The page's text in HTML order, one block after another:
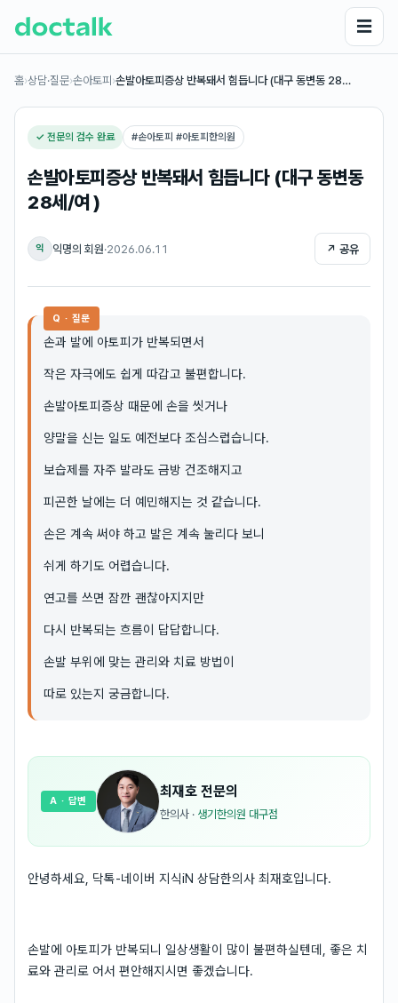
☰
홈›상담·질문›손아토피 ›손발아토피증상 반복돼서 힘듭니다 (대구 동변동 28…
✓ 전문의 검수 완료 #손아토피 #아토피한의원
손발아토피증상 반복돼서 힘듭니다 (대구 동변동
28세/여 )
익 익명의 회원·2026.06.11 ↗ 공유
Q · 질문
손과 발에 아토피가 반복되면서
작은 자극에도 쉽게 따갑고 불편합니다.
손발아토피증상 때문에 손을 씻거나
양말을 신는 일도 예전보다 조심스럽습니다.
보습제를 자주 발라도 금방 건조해지고
피곤한 날에는 더 예민해지는 것 같습니다.
손은 계속 써야 하고 발은 계속 눌리다 보니
쉬게 하기도 어렵습니다.
연고를 쓰면 잠깐 괜찮아지지만
다시 반복되는 흐름이 답답합니다.
손발 부위에 맞는 관리와 치료 방법이
따로 있는지 궁금합니다.
최재호 전문의
한의사 · 생기한의원 대구점
A · 답변
안녕하세요, 닥톡-네이버 지식iN 상담한의사 최재호입니다.
손발에 아토피가 반복되니 일상생활이 많이 불편하실텐데, 좋은 치
료와 관리로 어서 편안해지시면 좋겠습니다.